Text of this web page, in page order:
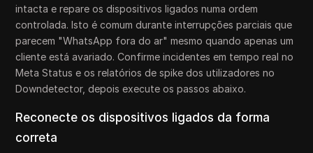
intacta e repare os dispositivos ligados numa ordem
controlada. Isto é comum durante interrupções parciais que
parecem "WhatsApp fora do ar" mesmo quando apenas um
cliente está avariado. Confirme incidentes em tempo real no
Meta Status e os relatórios de spike dos utilizadores no
Downdetector, depois execute os passos abaixo.
Reconecte os dispositivos ligados da forma
correta